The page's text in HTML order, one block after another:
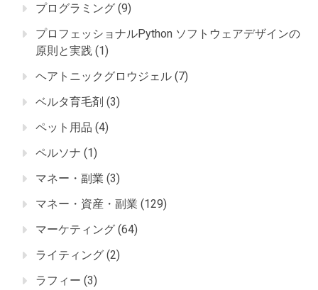
プログラミング (9)
プロフェッショナルPython ソフトウェアデザインの
原則と実践 (1)
ヘアトニックグロウジェル (7)
ベルタ育毛剤 (3)
ペット用品 (4)
ペルソナ (1)
マネー・副業 (3)
マネー・資産・副業 (129)
マーケティング (64)
ライティング (2)
ラフィー (3)